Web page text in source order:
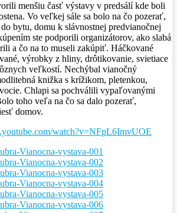
menšiu časť výstavy v predsálí kde boli
Vo veľkej sále sa bolo na čo pozerať,
bytu, domu k slávnostnej predvianočnej
ste podporili organizátorov, ako slabá
a čo na to museli zakúpiť. Háčkované
výrobky z hliny, drôtikovanie, svietiace
veľkostí. Nechýbal vianočný
knižka s krížikom, pletenkou,
Chlapi sa pochválili vypaľovanými
toho veľa na čo sa dalo pozerať,
domov.
watch?v=NFpL6ImvUOE